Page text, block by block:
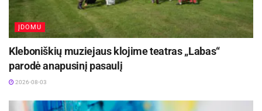
ĮDOMU
Kleboniškių muziejaus klojime teatras „Labas“
parodė anapusinį pasaulį
2026-08-03